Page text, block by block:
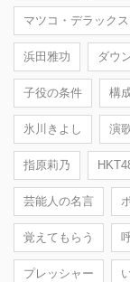
マツコ・デラックス
浜田雅功 ダウ
子役の条件 構
氷川きよし 演
指原莉乃
芸能人の名言
覚えてもらう
プレッシャー